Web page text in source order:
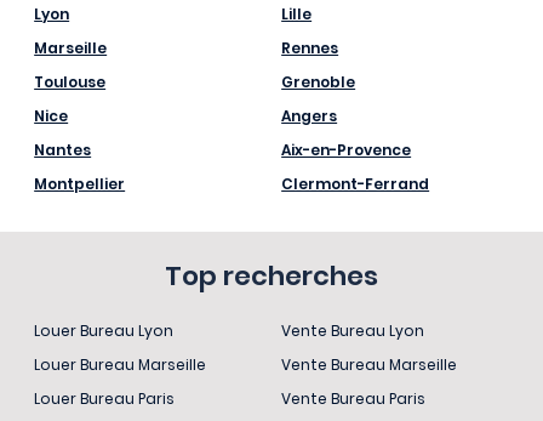
Lyon
Marseille
Toulouse
Nice
Nantes
Montpellier
Lille
Rennes
Grenoble
Angers
Aix-en-Provence
Clermont-Ferrand
Top recherches
Louer Bureau Lyon
Louer Bureau Marseille
Louer Bureau Paris
Vente Bureau Lyon
Vente Bureau Marseille
Vente Bureau Paris